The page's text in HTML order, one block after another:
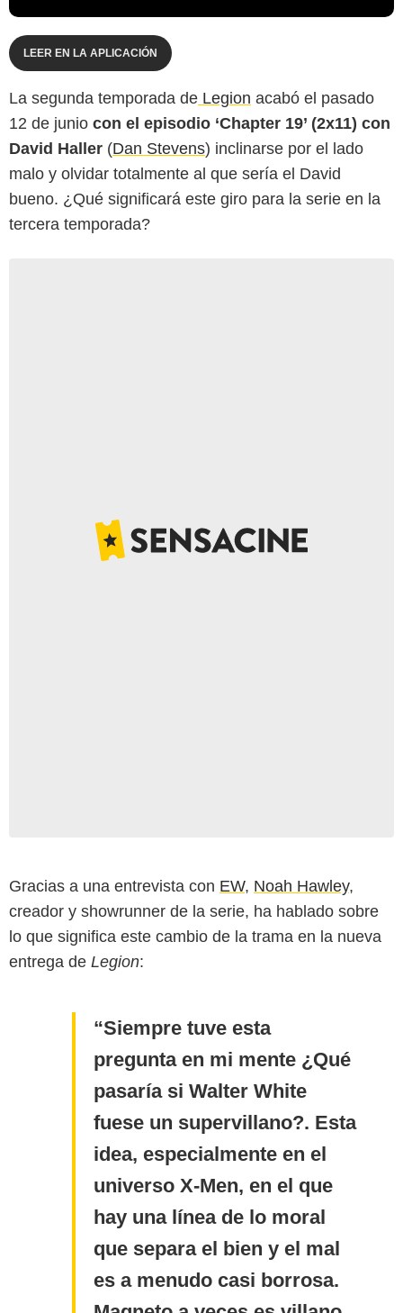
LEER EN LA APLICACIÓN
La segunda temporada de Legion acabó el pasado
12 de junio con el episodio ‘Chapter 19’ (2x11) con
David Haller (Dan Stevens) inclinarse por el lado
malo y olvidar totalmente al que sería el David
bueno. ¿Qué significará este giro para la serie en la
tercera temporada?
Gracias a una entrevista con EW, Noah Hawley,
creador y showrunner de la serie, ha hablado sobre
lo que significa este cambio de la trama en la nueva
entrega de Legion:
Siempre tuve esta
pregunta en mi mente ¿Qué
pasaría si Walter White
fuese un supervillano?. Esta
idea, especialmente en el
universo X-Men, en el que
hay una línea de lo moral
que separa el bien y el mal
es a menudo casi borrosa.